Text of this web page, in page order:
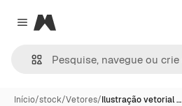
Close menu
Magnific
Início/stock/Vetores/Ilustração vetorial …